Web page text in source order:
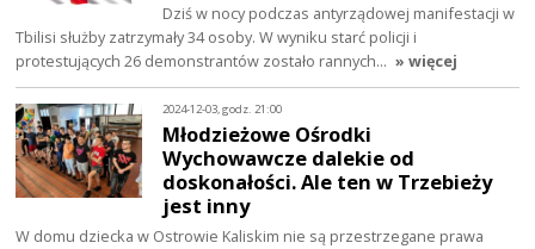
Dziś w nocy podczas antyrządowej manifestacji w
Tbilisi służby zatrzymały 34 osoby. W wyniku starć policji i
protestujących 26 demonstrantów zostało rannych… » więcej
2024-12-03, godz. 21:00
Młodzieżowe Ośrodki
Wychowawcze dalekie od
doskonałości. Ale ten w Trzebieży
jest inny
W domu dziecka w Ostrowie Kaliskim nie są przestrzegane prawa